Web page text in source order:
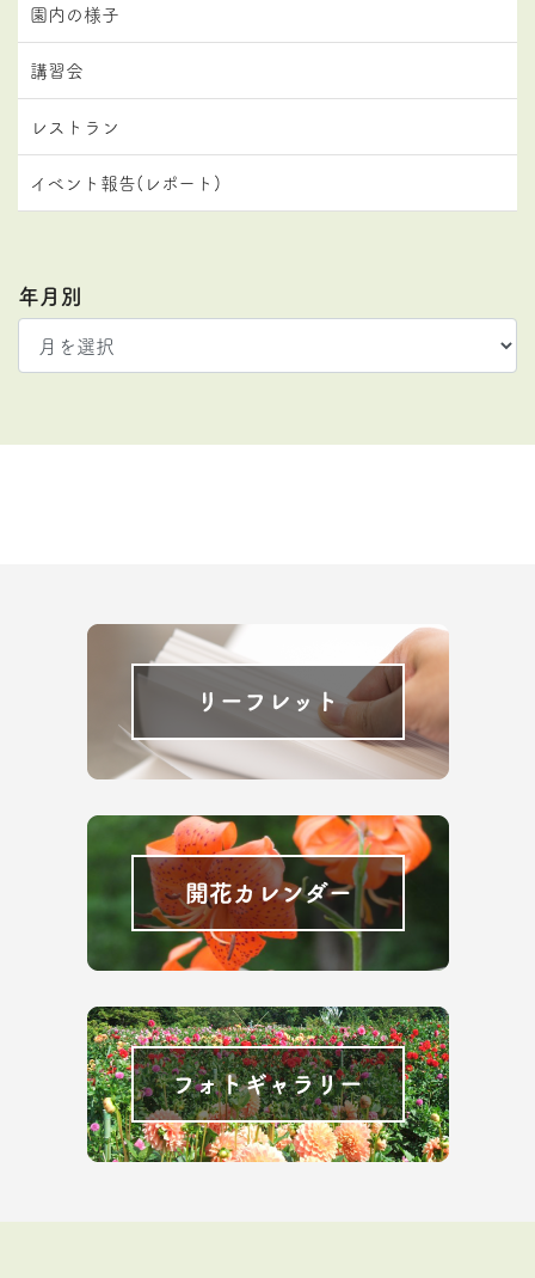
園内の様子
講習会
レストラン
イベント報告(レポート)
年月別